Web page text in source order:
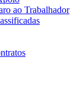
ao Trabalhador